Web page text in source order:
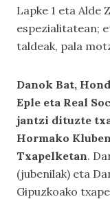
Lapke 1 eta Alde
espezialitatean;
taldeak, pala
Danok Bat,
Eple eta Real
jantzi dituzte
Hormako
Txapelketan.
(jubenilak) eta
Gipuzkoako